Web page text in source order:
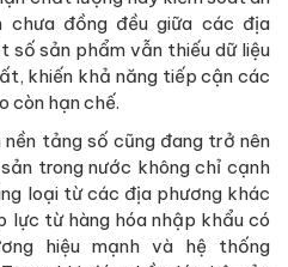
chưa đồng đều giữa các địa
số sản phẩm vẫn thiếu dữ liệu
khiến khả năng tiếp cận các
còn hạn chế.
tảng số cũng đang trở nên
trong nước không chỉ cạnh
loại từ các địa phương khác
lực từ hàng hóa nhập khẩu có
hiệu mạnh và hệ thống